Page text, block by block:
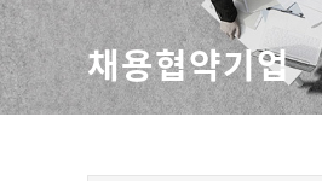
채용협약기업